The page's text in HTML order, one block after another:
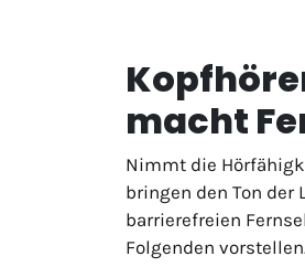
macht
Nimmt die
bringen den Ton
barrierefreien
Folgenden